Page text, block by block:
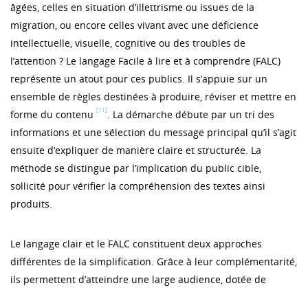
âgées, celles en situation d’illettrisme ou issues de la
migration, ou encore celles vivant avec une déficience
intellectuelle, visuelle, cognitive ou des troubles de
l’attention ? Le langage Facile à lire et à comprendre (FALC)
représente un atout pour ces publics. Il s’appuie sur un
ensemble de règles destinées à produire, réviser et mettre en
forme du contenu [11] . La démarche débute par un tri des
informations et une sélection du message principal qu’il s’agit
ensuite d’expliquer de manière claire et structurée. La
méthode se distingue par l’implication du public cible,
sollicité pour vérifier la compréhension des textes ainsi
produits.
Le langage clair et le FALC constituent deux approches
différentes de la simplification. Grâce à leur complémentarité,
ils permettent d’atteindre une large audience, dotée de